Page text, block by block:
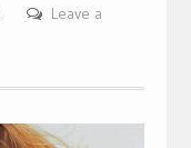
Leave a